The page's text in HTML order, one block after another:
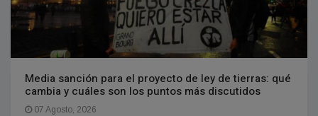
Media sanción para el proyecto de ley de tierras: qué
cambia y cuáles son los puntos más discutidos
07 Agosto, 2026